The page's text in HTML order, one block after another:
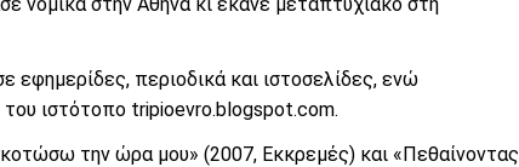
περιοδικά και ιστοσελίδες, ενώ
ιστότοπο tripioevro.blogspot.com.
την ώρα μου» (2007, Εκκρεμές) και «Πεθαίνοντας